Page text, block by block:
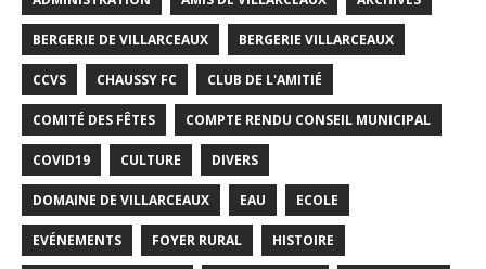
BERGERIE DE VILLARCEAUX BERGERIE VILLARCEAUX
CCVS CHAUSSY FC CLUB DE L'AMITIÉ
COMITÉ DES FÊTES COMPTE RENDU CONSEIL MUNICIPAL
COVID19 CULTURE DIVERS
DOMAINE DE VILLARCEAUX EAU ECOLE
EVÉNEMENTS FOYER RURAL HISTOIRE